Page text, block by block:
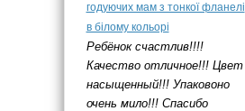
годуючих мам з тонкої фланелі
в білому кольорі
Ребёнок счастлив!!!!
Качество отличное!!! Цвет
насыщенный!!! Упаковоно
очень мило!!! Спасибо